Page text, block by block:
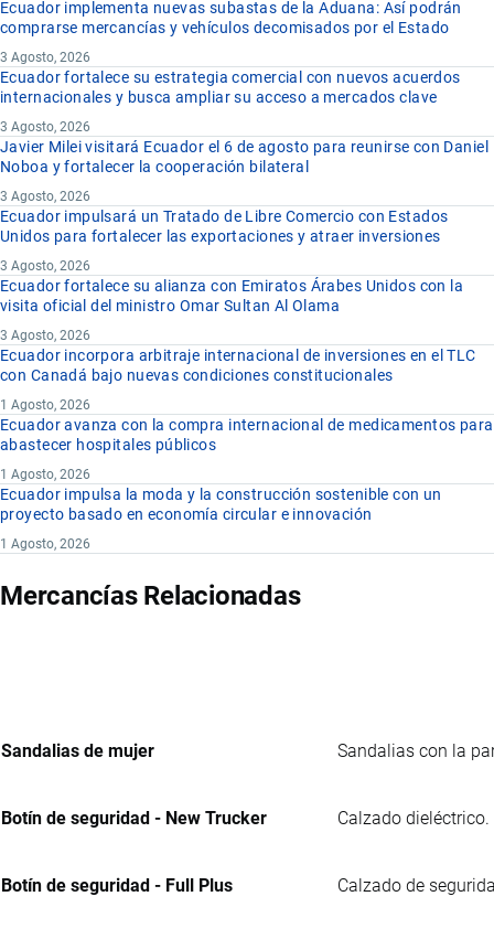
Ecuador implementa nuevas subastas de la Aduana: Así podrán
comprarse mercancías y vehículos decomisados por el Estado
3 Agosto, 2026
Ecuador fortalece su estrategia comercial con nuevos acuerdos
internacionales y busca ampliar su acceso a mercados clave
3 Agosto, 2026
Javier Milei visitará Ecuador el 6 de agosto para reunirse con Daniel
Noboa y fortalecer la cooperación bilateral
3 Agosto, 2026
Ecuador impulsará un Tratado de Libre Comercio con Estados
Unidos para fortalecer las exportaciones y atraer inversiones
3 Agosto, 2026
Ecuador fortalece su alianza con Emiratos Árabes Unidos con la
visita oficial del ministro Omar Sultan Al Olama
3 Agosto, 2026
Ecuador incorpora arbitraje internacional de inversiones en el TLC
con Canadá bajo nuevas condiciones constitucionales
1 Agosto, 2026
Ecuador avanza con la compra internacional de medicamentos para
abastecer hospitales públicos
1 Agosto, 2026
Ecuador impulsa la moda y la construcción sostenible con un
proyecto basado en economía circular e innovación
1 Agosto, 2026
Mercancías Relacionadas
Sandalias de mujer Sandalias con la
Botín de seguridad - New Trucker Calzado dieléctrico.
Botín de seguridad - Full Plus Calzado de